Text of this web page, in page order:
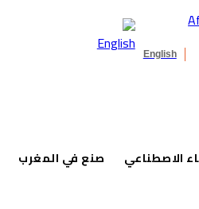
English
الاصطناعي صنع في المغرب